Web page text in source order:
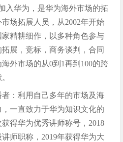
入华为，是华为海外市场的拓
场拓展人员，从2002年开始
精耕细作，以多种角色参与
展，竞标，商务谈判，合同
外市场的从0到1再到100的跨
：利用自己多年的市场及海
一直致力于华为知识文化的
得华为优秀讲师称号，2018
师职称，2019年获得华为大